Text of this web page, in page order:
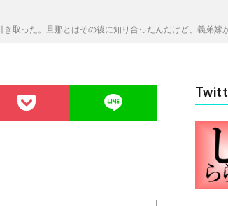
取った。旦那とはその後に知り合ったんだけど、義弟嫁